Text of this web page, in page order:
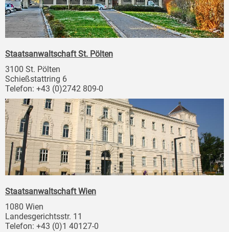
Staatsanwaltschaft St. Pölten
3100 St. Pölten
Schießstattring 6
Telefon: +43 (0)2742 809-0
Staatsanwaltschaft Wien
1080 Wien
Landesgerichtsstr. 11
Telefon: +43 (0)1 40127-0